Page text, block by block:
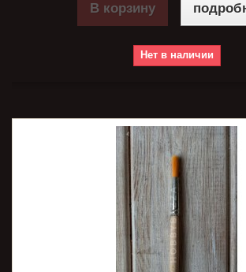
В корзину
Нет в наличии